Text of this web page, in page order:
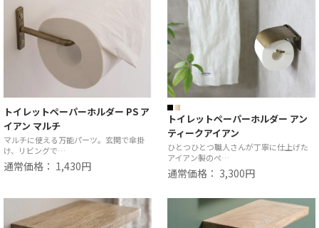
トイレットペーパーホルダー PS ア
イアン マルチ
マルチに使える万能パーツ。玄関で傘掛
け、リビングで…
通常価格： 1,430円
トイレットペーパーホルダー アン
ティークアイアン
ひとつひとつ職人さんが丁寧に仕上げた
アイアン製のぺ…
通常価格： 3,300円